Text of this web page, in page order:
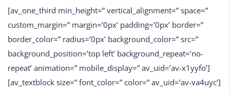
[av_one_third min_height=” vertical_alignment=” space=”
custom_margin=” margin=’0px’ padding=’0px’ border=”
border_color=” radius=’0px’ background_color=” src=”
background_position=’top left’ background_repeat=’no-
repeat’ animation=” mobile_display=” av_uid=’av-x1yyfo’]
[av_textblock size=” font_color=” color=” av_uid=’av-va4uyc’]